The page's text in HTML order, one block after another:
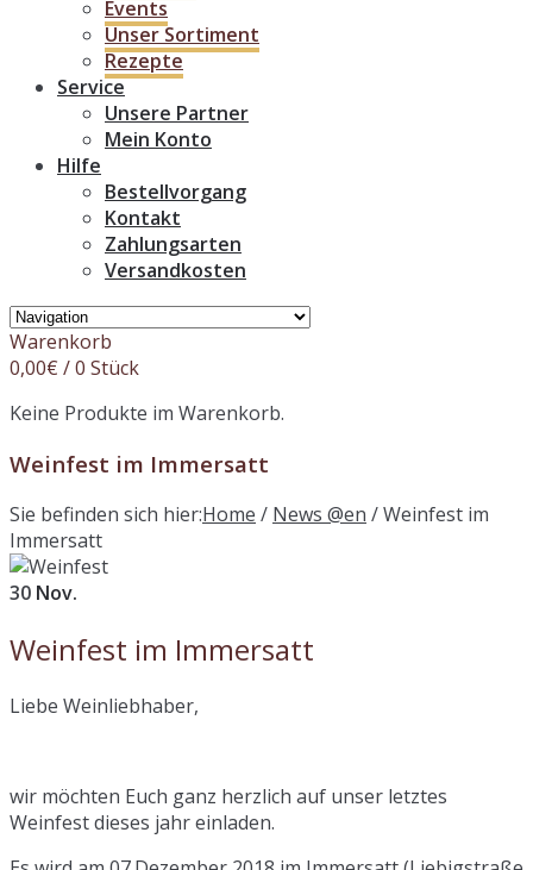
Events
Unser Sortiment
Rezepte
Service
Unsere Partner
Mein Konto
Hilfe
Bestellvorgang
Kontakt
Zahlungsarten
Versandkosten
Warenkorb
0,00€ / 0 Stück
Keine Produkte im Warenkorb.
Weinfest im Immersatt
Sie befinden sich hier:Home / News @en /Weinfest im
Immersatt
30 Nov.
Weinfest im Immersatt
Liebe Weinliebhaber,
wir möchten Euch ganz herzlich auf unser letztes
Weinfest dieses jahr einladen.